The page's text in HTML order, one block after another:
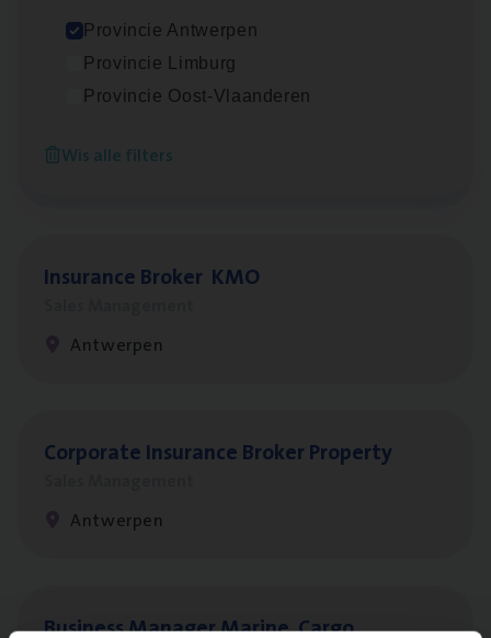
Provincie Antwerpen
Provincie Limburg
Provincie Oost-Vlaanderen
Wis alle filters
Insu­ran­ce Bro­ker Trans­port&
Antwerpen
Insu­ran­ce Bro­ker KMO
Antwerpen
Cor­po­ra­te Insu­ran­ce Bro­ker Property
Antwerpen
Busi­ness Mana­ger Mari­ne Cargo